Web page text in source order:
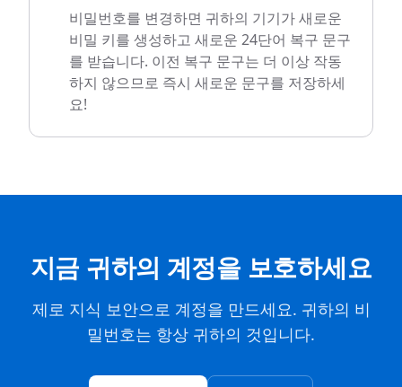
비밀번호를 변경하면 귀하의 기기가 새로운
비밀 키를 생성하고 새로운 24단어 복구 문구
를 받습니다. 이전 복구 문구는 더 이상 작동
하지 않으므로 즉시 새로운 문구를 저장하세
요!
지금 귀하의 계정을 보호하세요
제로 지식 보안으로 계정을 만드세요. 귀하의 비
밀번호는 항상 귀하의 것입니다.